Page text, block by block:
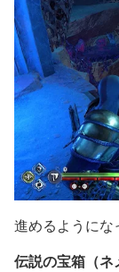
進めるようにな
伝説の宝箱（ネ